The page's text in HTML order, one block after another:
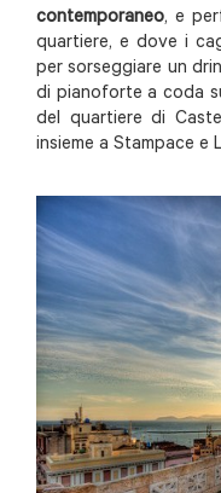
contemporaneo, e
quartiere, e dove i
per sorseggiare un
di pianoforte a coda
del quartiere di
insieme a Stampace e